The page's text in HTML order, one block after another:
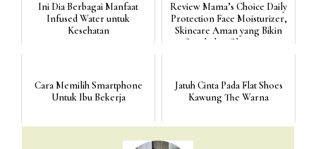
Ini Dia Berbagai Manfaat
Infused Water untuk
Kesehatan
Review Mama’s Choice Daily
Protection Face Moisturizer,
Skincare Aman yang Bikin
Cantik dan Glowing ...
Cara Memilih Smartphone
Untuk Ibu Bekerja
Jatuh Cinta Pada Flat Shoes
Kawung The Warna